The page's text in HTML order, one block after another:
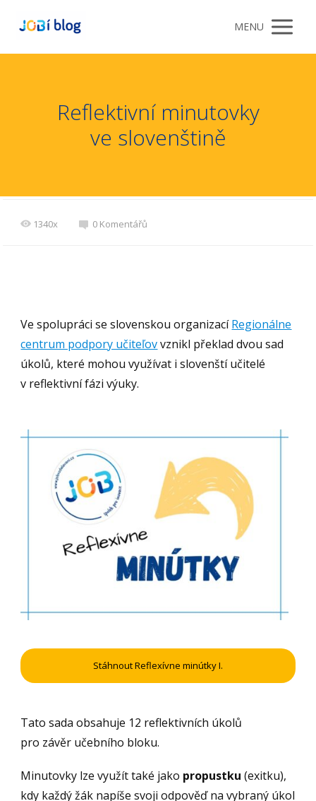
MENU
Reflektivní minutovky
ve slovenštině
1340x 0 Komentářů
Ve spolupráci se slovenskou organizacíRegionálne
centrum podpory učiteľovvznikl překlad dvou sad
úkolů, které mohou využívat i slovenští učitelé
v reflektivní fázi výuky.
Stáhnout Reflexívne minútky I.
Tato sada obsahuje 12 reflektivních úkolů
pro závěr učebního bloku.
Minutovky lze využít také jako propustku(exitku),
kdy každý žák napíše svoji odpověď na vybraný úkol